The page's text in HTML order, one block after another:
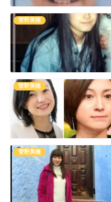
菅野美穂
菅野美穂
菅野美穂